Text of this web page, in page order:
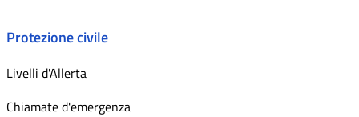
Protezione civile
Livelli d'Allerta
Chiamate d'emergenza